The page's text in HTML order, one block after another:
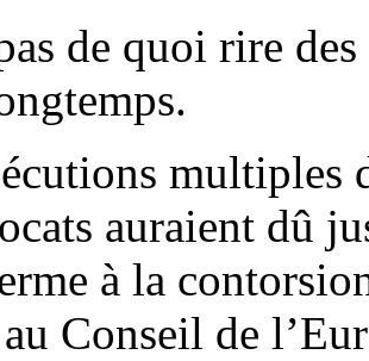
de quoi rire
multiples
auraient dû
à la
Conseil de